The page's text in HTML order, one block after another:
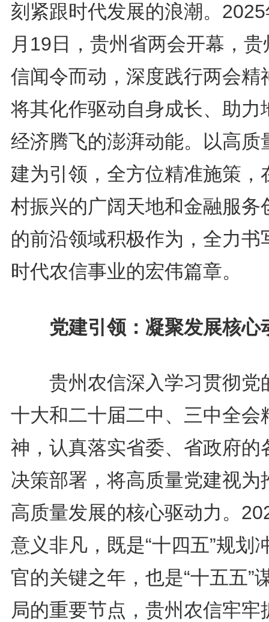
刻紧跟时代发展的浪潮。
月19日，贵州省两会开幕，贵
信闻令而动，深度践行两会精
将其化作驱动自身成长、助力
经济腾飞的澎湃动能。以高质
建为引领，全方位精准施策，
村振兴的广阔天地和金融服务
的前沿领域积极作为，全力书
时代农信事业的宏伟篇章。
党建引领：凝聚发展核心
贵州农信深入学习贯彻党
十大和二十届二中、三中全会
神，认真落实省委、省政府的
决策部署，将高质量党建视为
高质量发展的核心驱动力。
意义非凡，既是“十四五”规划
官的关键之年，也是“十五五”
局的重要节点，贵州农信牢牢